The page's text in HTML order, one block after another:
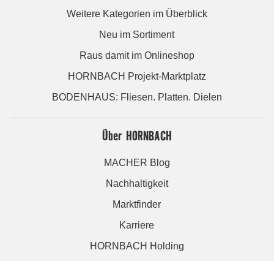
Weitere Kategorien im Überblick
Neu im Sortiment
Raus damit im Onlineshop
HORNBACH Projekt-Marktplatz
BODENHAUS: Fliesen. Platten. Dielen
Über HORNBACH
MACHER Blog
Nachhaltigkeit
Marktfinder
Karriere
HORNBACH Holding